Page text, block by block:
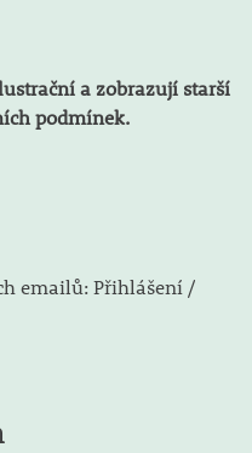
a zobrazují starší
podmínek.
emailů: Přihlášení /